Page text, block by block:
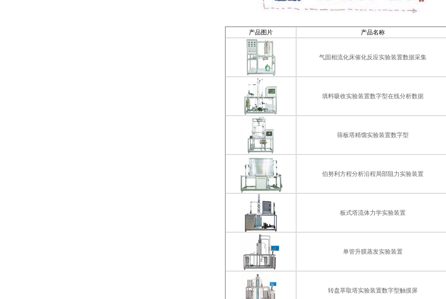
产品图片 产品名称
气固相流化床催化反应实验装置数据采集
填料吸收实验装置数字型在线分析数据
筛板塔精馏实验装置数字型
伯努利方程分析沿程局部阻力实验装置
板式塔流体力学实验装置
单管升膜蒸发实验装置
转盘萃取塔实验装置数字型触摸屏